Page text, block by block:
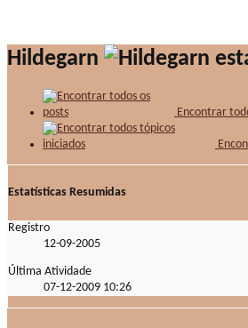
Hildegarn
Encontrar
Estatísticas Resumidas
Registro
12-09-2005
Última Atividade
07-12-2009 10:26